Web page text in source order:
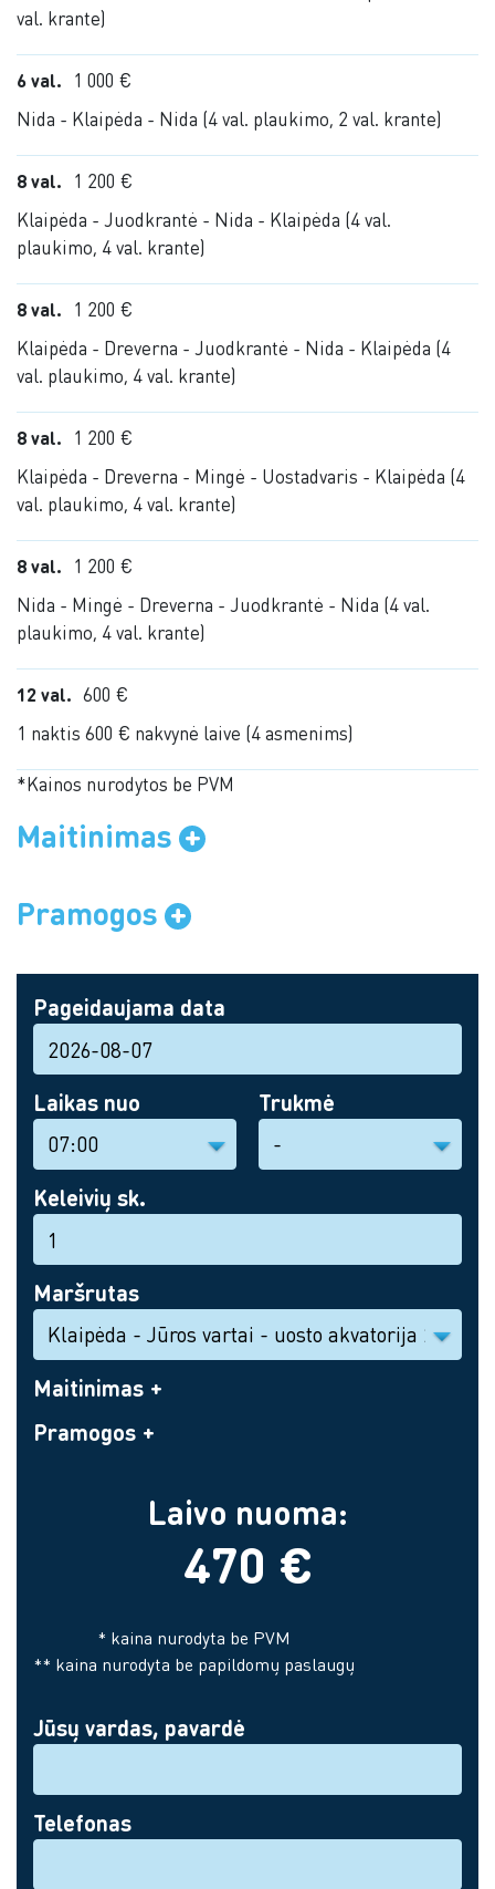
val. krante)
6 val. 1 000 €
Nida - Klaipėda - Nida (4 val. plaukimo, 2 val. krante)
8 val. 1 200 €
Klaipėda - Juodkrantė - Nida - Klaipėda (4 val.
plaukimo, 4 val. krante)
8 val. 1 200 €
Klaipėda - Dreverna - Juodkrantė - Nida - Klaipėda (4
val. plaukimo, 4 val. krante)
8 val. 1 200 €
Klaipėda - Dreverna - Mingė - Uostadvaris - Klaipėda (4
val. plaukimo, 4 val. krante)
8 val. 1 200 €
Nida - Mingė - Dreverna - Juodkrantė - Nida (4 val.
plaukimo, 4 val. krante)
12 val. 600 €
1 naktis 600 € nakvynė laive (4 asmenims)
*Kainos nurodytos be PVM
Maitinimas
Pramogos
Pageidaujama data
Laikas nuo Trukmė
Keleivių sk.
Maršrutas
Maitinimas
Pramogos
Laivo nuoma:
470 €
* kaina nurodyta be PVM
** kaina nurodyta be papildomų paslaugų
Jūsų vardas, pavardė
Telefonas